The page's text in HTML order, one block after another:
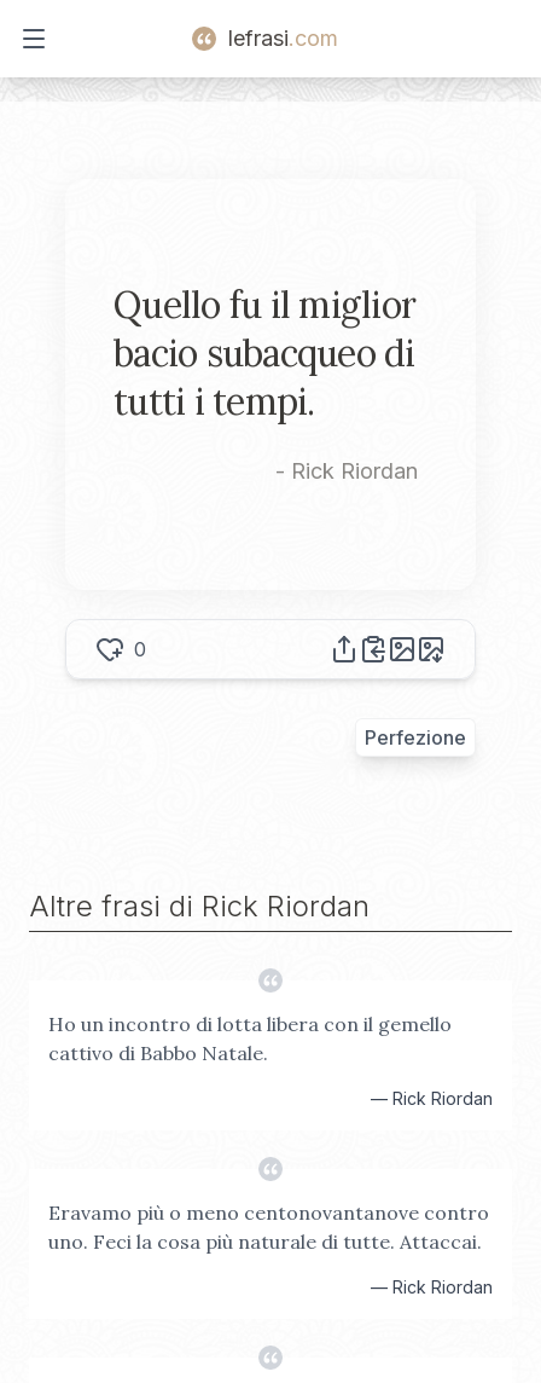
Open main menu
lefrasi.com
Quello fu il miglior
bacio subacqueo di
tutti i tempi.
- Rick Riordan
0
Perfezione
Altre frasi di Rick Riordan
Ho un incontro di lotta libera con il gemello
cattivo di Babbo Natale.
— Rick Riordan
Eravamo più o meno centonovantanove contro
uno. Feci la cosa più naturale di tutte. Attaccai.
— Rick Riordan